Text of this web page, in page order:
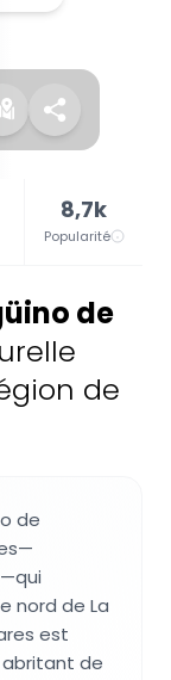
8,7k
Popularité
de
de
de
nord de La
est
de